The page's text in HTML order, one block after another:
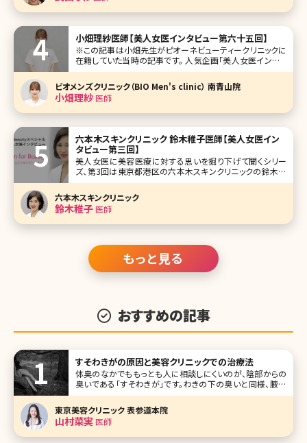
小畑理紗医師【美人女医インタビュー第六十五回】
※この記事は小畑先生がピオーネビューティークリニックに
在籍していた当時の記事です。 人気企画「美人女医インタビ
ュー」第六十五回は、東京・西新宿のピオーネビューティーク
リニック（Pione Beauty Clinic）の小畑理紗（おばた りさ）先
生です。 ピオーネビューティークリニックは、お顔のた
ビオメンズクリニック（BIO Men's clinic） 南青山院
小畑理紗医師
六本木スキンクリニック 鈴木稚子医師【美人女医イン
タビュー第三回】
美人女医に美容医療に対する思いを掘り下げて聞くシリー
ズ、第3回は東京都港区の六本木スキンクリニックの鈴木稚
子（わかこ）院長です。皮膚科、美容皮膚科として東京・用賀
に開業して六本木に移転、ひどくなったニキビ治療を得意と
し、独自にブレンドした薬剤も使用しているとのこと。 医師を
目指した経緯、美容に対す
六本木スキンクリニック
鈴木稚子医師
もっと見る
おすすめの記事
すそわきがの原因と美容クリニックでの治療法
体臭のなかでももっとも人に相談しにくいのが、陰部からの
臭いである「すそわきが」です。わきの下の臭いと同様、腋臭
症（えきしゅうしょう）と呼ばれる症状のひとつで原因もわき
がと同じだと言われています。 ここではすそわきがとはどん
な症状なのか、原因や治療方法を詳しく説明します。 【監修医
師からのワン
東京美容クリニック 表参道本院
山村菜実医師